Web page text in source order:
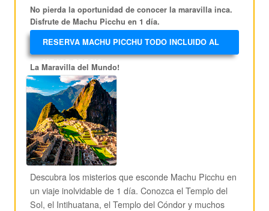
No pierda la oportunidad de conocer la maravilla inca.
Disfrute de Machu Picchu en 1 día.
RESERVA MACHU PICCHU TODO INCLUIDO AL
MEJOR PRECIO!
La Maravilla del Mundo!
Descubra los misterios que esconde Machu Picchu en
un viaje inolvidable de 1 día. Conozca el Templo del
Sol, el Intihuatana, el Templo del Cóndor y muchos